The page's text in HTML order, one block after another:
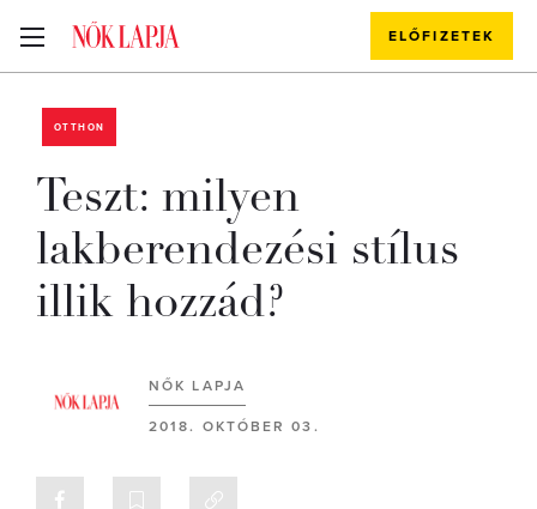
ELŐFIZETEK
OTTHON
Teszt: milyen
lakberendezési stílus
illik hozzád?
NŐK LAPJA
2018. OKTÓBER 03.